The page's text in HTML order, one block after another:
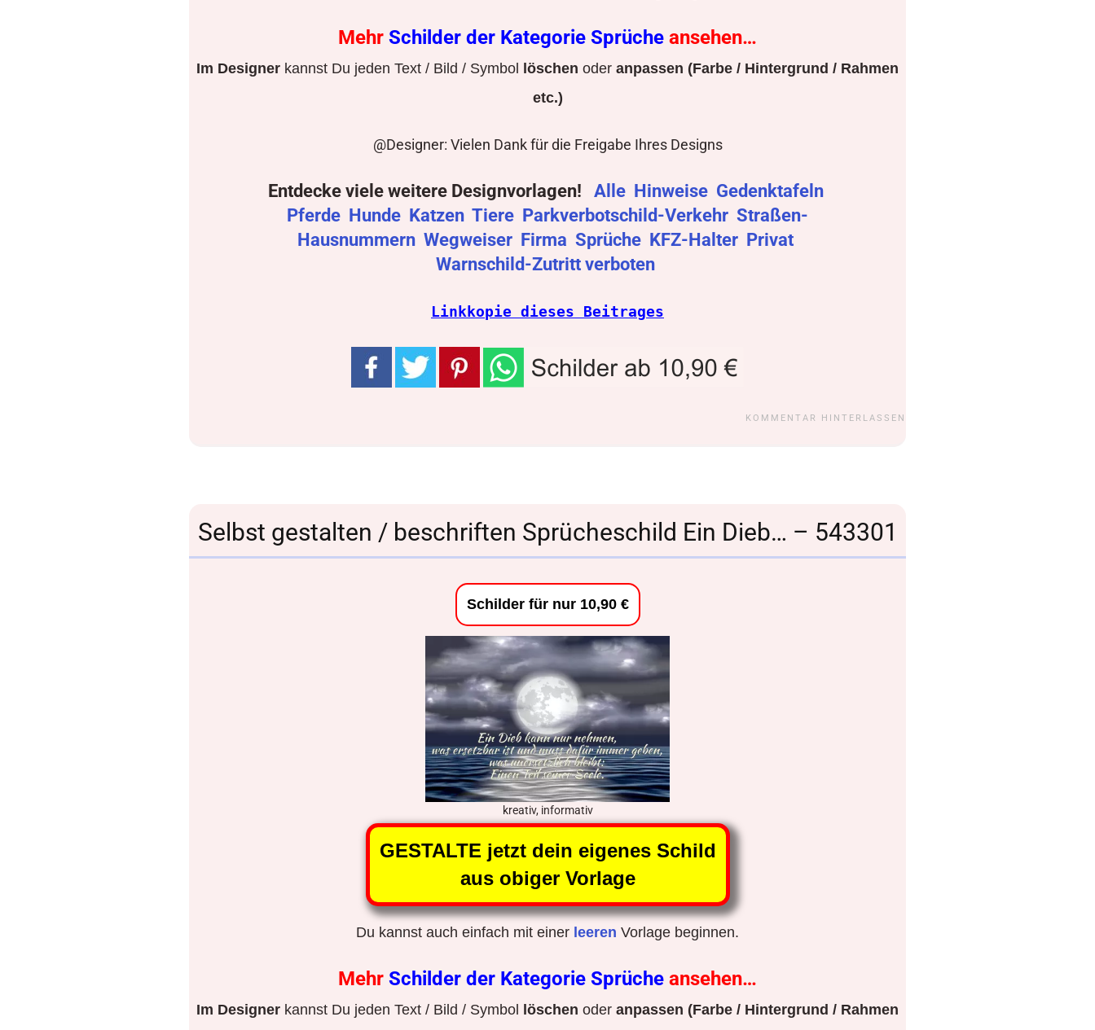
Mehr Schilder der Kategorie Sprüche ansehen…
Im Designer kannst Du jeden Text / Bild / Symbol löschen oder anpassen (Farbe / Hintergrund / Rahmen
etc.)
@Designer: Vielen Dank für die Freigabe Ihres Designs
Entdecke viele weitere Designvorlagen! Alle Hinweise Gedenktafeln
Pferde Hunde Katzen Tiere Parkverbotschild-Verkehr Straßen-
Hausnummern Wegweiser Firma Sprüche KFZ-Halter Privat
Warnschild-Zutritt verboten
Linkkopie dieses Beitrages
KOMMENTAR HINTERLASSEN
Selbst gestalten / beschriften Sprücheschild Ein Dieb… – 543301
Schilder für nur 10,90 €
kreativ, informativ
GESTALTE jetzt dein eigenes Schild
aus obiger Vorlage
Du kannst auch einfach mit einer leeren Vorlage beginnen.
Mehr Schilder der Kategorie Sprüche ansehen…
Im Designer kannst Du jeden Text / Bild / Symbol löschen oder anpassen (Farbe / Hintergrund / Rahmen